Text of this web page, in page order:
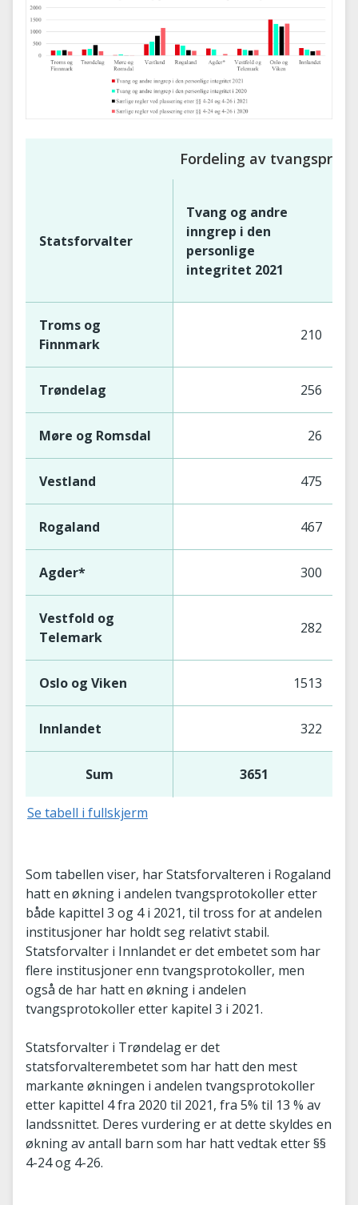
Fordeling av
Statsforvalter
Tvang og andre
inngrep i den
personlige
integritet 2021
Troms og
Finnmark
210
Trøndelag 256
Møre og Romsdal 26
Vestland 475
Rogaland 467
Agder* 300
Vestfold og
Telemark
282
Oslo og Viken 1513
Innlandet 322
Sum 3651
Se tabell i fullskjerm
Som tabellen viser, har Statsforvalteren i Rogaland
hatt en økning i andelen tvangsprotokoller etter
både kapittel 3 og 4 i 2021, til tross for at andelen
institusjoner har holdt seg relativt stabil.
Statsforvalter i Innlandet er det embetet som har
flere institusjoner enn tvangsprotokoller, men
også de har hatt en økning i andelen
tvangsprotokoller etter kapitel 3 i 2021.
Statsforvalter i Trøndelag er det
statsforvalterembetet som har hatt den mest
markante økningen i andelen tvangsprotokoller
etter kapittel 4 fra 2020 til 2021, fra 5% til 13 % av
landssnittet. Deres vurdering er at dette skyldes en
økning av antall barn som har hatt vedtak etter §§
4-24 og 4-26.